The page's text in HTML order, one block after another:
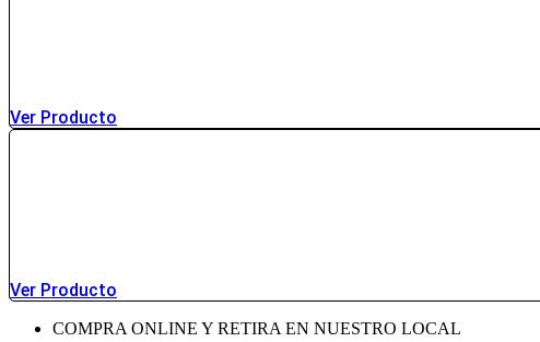
Ver Producto
Ver Producto
COMPRA ONLINE Y RETIRA EN NUESTRO LOCAL